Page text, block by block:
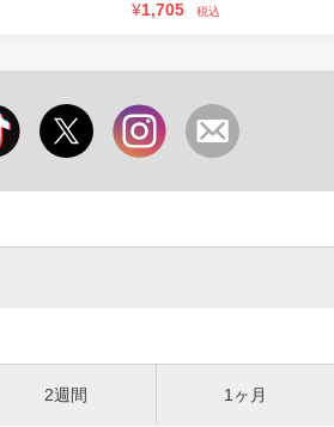
¥1,705 税込
2週間 1ヶ月